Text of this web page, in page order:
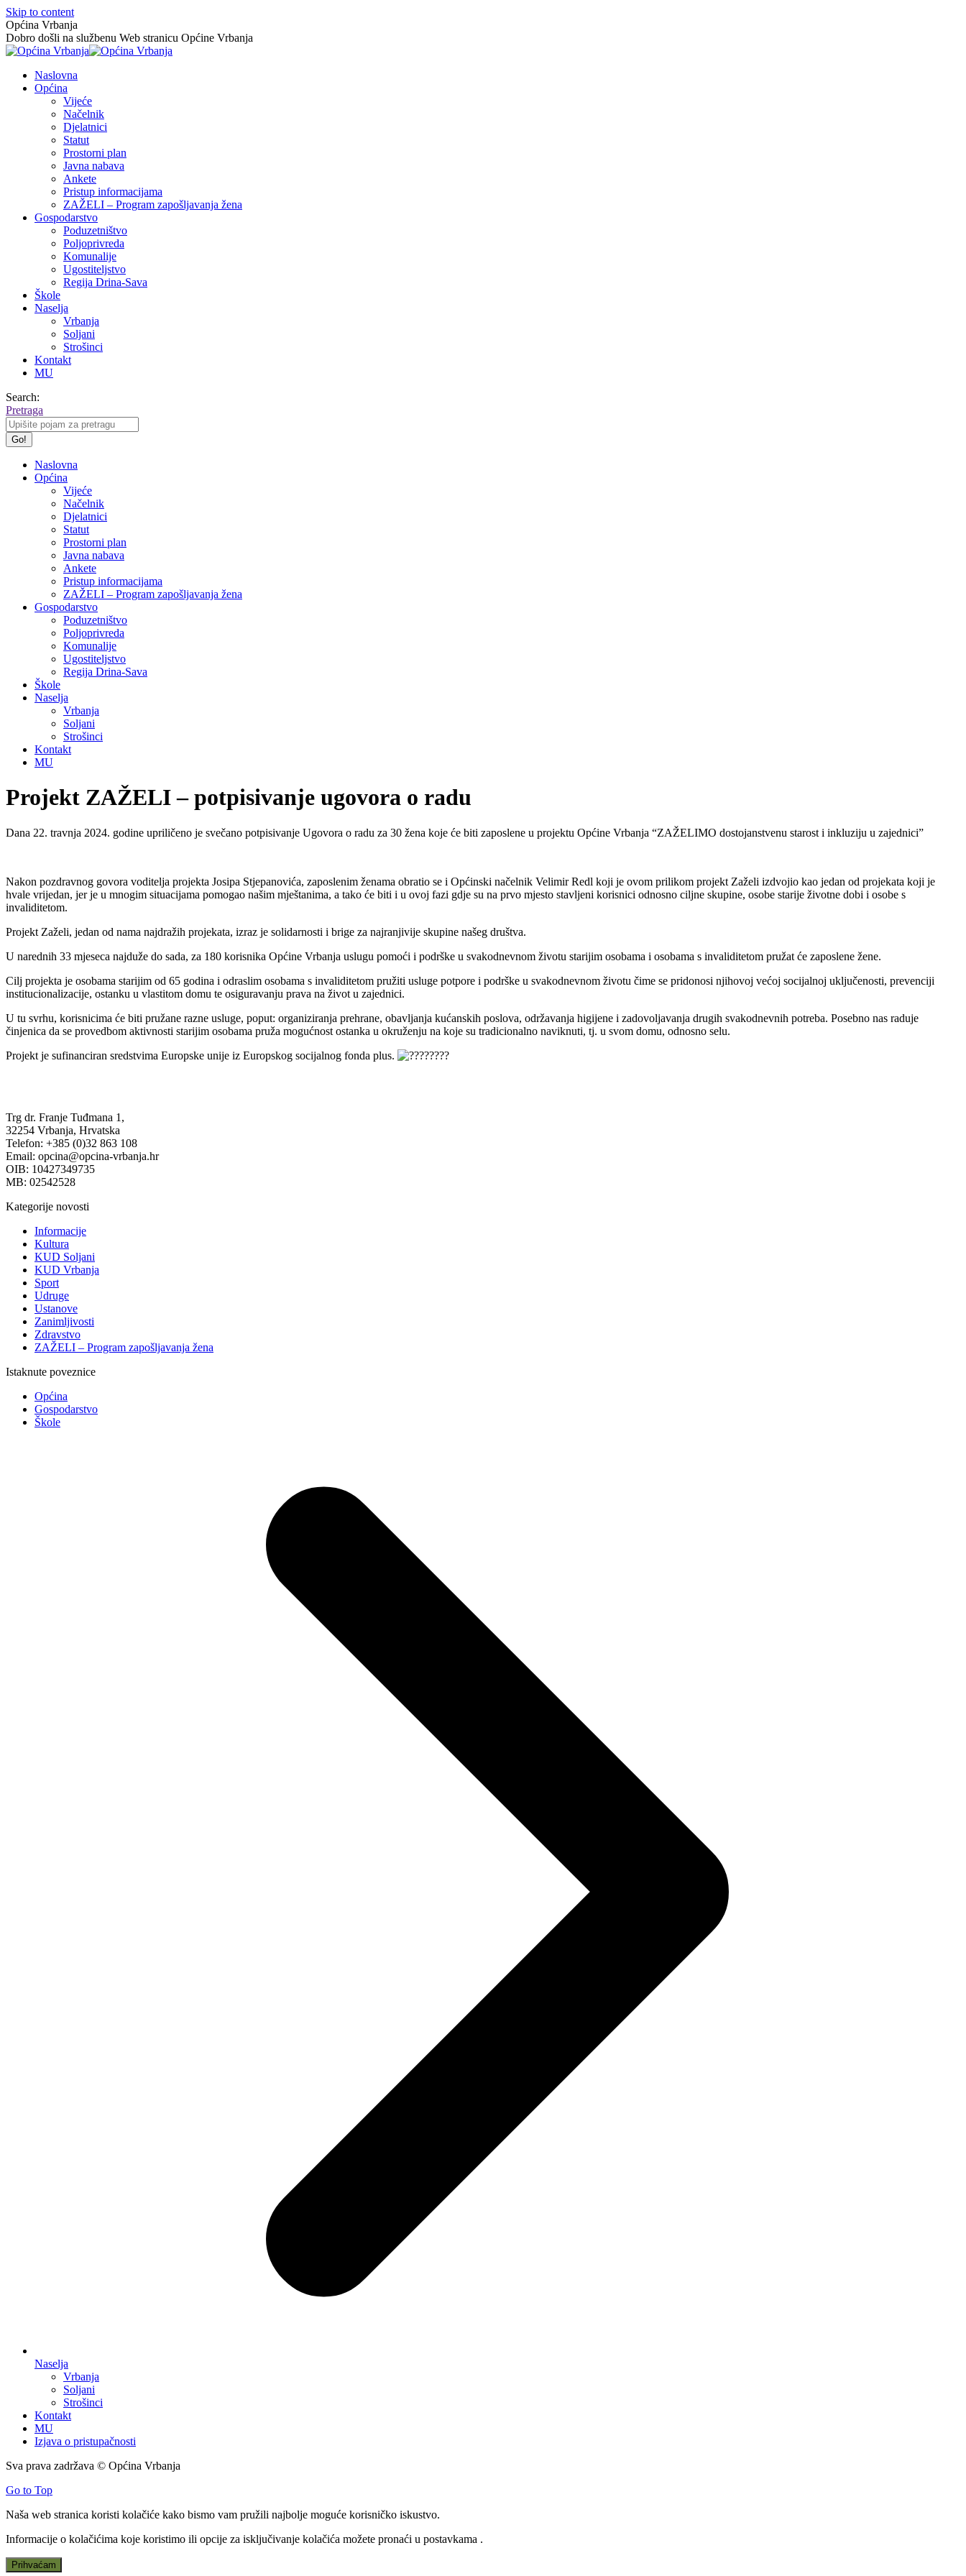
Skip to content
Općina Vrbanja
Dobro došli na službenu Web stranicu Općine Vrbanja
Naslovna
Općina
Vijeće
Načelnik
Djelatnici
Statut
Prostorni plan
Javna nabava
Ankete
Pristup informacijama
ZAŽELI – Program zapošljavanja žena
Gospodarstvo
Poduzetništvo
Poljoprivreda
Komunalije
Ugostiteljstvo
Regija Drina-Sava
Škole
Naselja
Vrbanja
Soljani
Strošinci
Kontakt
MU
Search:
Pretraga
Naslovna
Općina
Vijeće
Načelnik
Djelatnici
Statut
Prostorni plan
Javna nabava
Ankete
Pristup informacijama
ZAŽELI – Program zapošljavanja žena
Gospodarstvo
Poduzetništvo
Poljoprivreda
Komunalije
Ugostiteljstvo
Regija Drina-Sava
Škole
Naselja
Vrbanja
Soljani
Strošinci
Kontakt
MU
Projekt ZAŽELI – potpisivanje ugovora o radu
Dana 22. travnja 2024. godine upriličeno je svečano potpisivanje Ugovora o radu za 30 žena koje će biti zaposlene u projektu Općine Vrbanja “ZAŽELIMO dostojanstvenu starost i inkluziju u zajednici”
Nakon pozdravnog govora voditelja projekta Josipa Stjepanovića, zaposlenim ženama obratio se i Općinski načelnik Velimir Redl koji je ovom prilikom projekt Zaželi izdvojio kao jedan od projekata koji je
hvale vrijedan, jer je u mnogim situacijama pomogao našim mještanima, a tako će biti i u ovoj fazi gdje su na prvo mjesto stavljeni korisnici odnosno ciljne skupine, osobe starije životne dobi i osobe s
invaliditetom.
Projekt Zaželi, jedan od nama najdražih projekata, izraz je solidarnosti i brige za najranjivije skupine našeg društva.
U narednih 33 mjeseca najduže do sada, za 180 korisnika Općine Vrbanja uslugu pomoći i podrške u svakodnevnom životu starijim osobama i osobama s invaliditetom pružat će zaposlene žene.
Cilj projekta je osobama starijim od 65 godina i odraslim osobama s invaliditetom pružiti usluge potpore i podrške u svakodnevnom životu čime se pridonosi njihovoj većoj socijalnoj uključenosti, prevenciji
institucionalizacije, ostanku u vlastitom domu te osiguravanju prava na život u zajednici.
U tu svrhu, korisnicima će biti pružane razne usluge, poput: organiziranja prehrane, obavljanja kućanskih poslova, održavanja higijene i zadovoljavanja drugih svakodnevnih potreba. Posebno nas raduje
činjenica da se provedbom aktivnosti starijim osobama pruža mogućnost ostanka u okruženju na koje su tradicionalno naviknuti, tj. u svom domu, odnosno selu.
Projekt je sufinanciran sredstvima Europske unije iz Europskog socijalnog fonda plus.
Trg dr. Franje Tuđmana 1,
32254 Vrbanja, Hrvatska
Telefon: +385 (0)32 863 108
Email: opcina@opcina-vrbanja.hr
OIB: 10427349735
MB: 02542528
Kategorije novosti
Informacije
Kultura
KUD Soljani
KUD Vrbanja
Sport
Udruge
Ustanove
Zanimljivosti
Zdravstvo
ZAŽELI – Program zapošljavanja žena
Istaknute poveznice
Općina
Gospodarstvo
Škole
Naselja
Vrbanja
Soljani
Strošinci
Kontakt
MU
Izjava o pristupačnosti
Sva prava zadržava © Općina Vrbanja
Go to Top
Naša web stranica koristi kolačiće kako bismo vam pružili najbolje moguće korisničko iskustvo.
Informacije o kolačićima koje koristimo ili opcije za isključivanje kolačića možete pronaći u postavkama .
Prihvaćam